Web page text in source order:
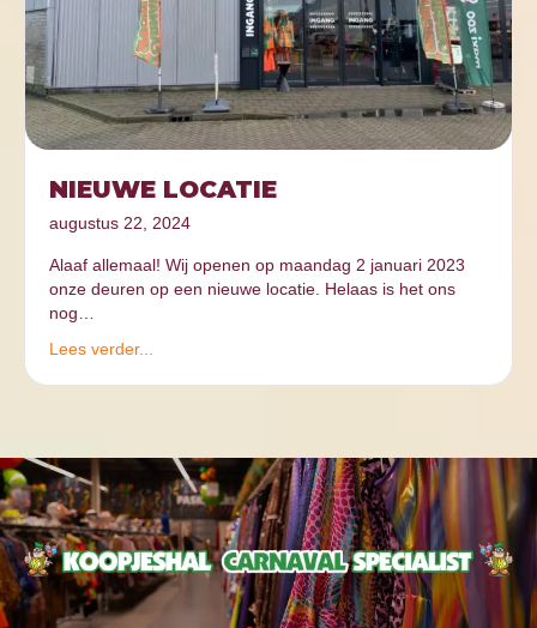
NIEUWE LOCATIE
augustus 22, 2024
Alaaf allemaal! Wij openen op maandag 2 januari 2023
onze deuren op een nieuwe locatie. Helaas is het ons
nog…
Lees verder...